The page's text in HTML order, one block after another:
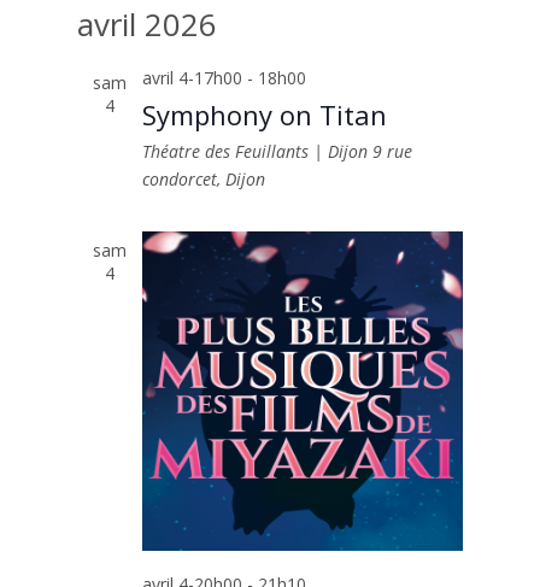
avril 2026
sam
4
avril 4-17h00 - 18h00
Symphony on Titan
Théatre des Feuillants | Dijon9 rue
condorcet, Dijon
sam
4